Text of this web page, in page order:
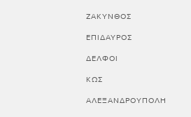
ΖΑΚΥΝΘΟΣ
ΕΠΙΔΑΥΡΟΣ
ΔΕΛΦΟΙ
ΚΩΣ
ΑΛΕΞΑΝΔΡΟΥΠΟΛΗ